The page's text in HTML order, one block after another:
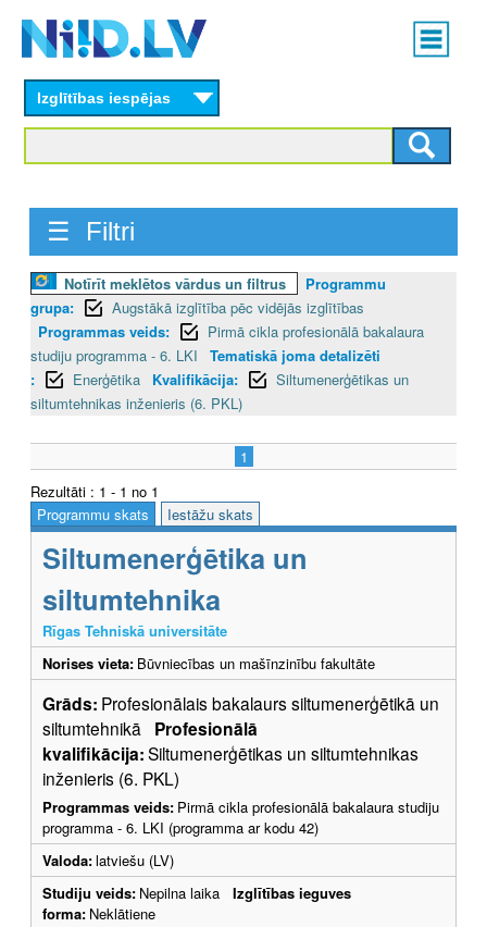
content
Main
menu
Izglītības iespējas
☰ Filtri
Notīrīt meklētos vārdus un filtrus
Programmu
grupa:
Augstākā izglītība pēc vidējās izglītības
Programmas veids:
Pirmā cikla profesionālā bakalaura
studiju programma - 6. LKI
Tematiskā joma detalizēti
:
Enerģētika Kvalifikācija:
Siltumenerģētikas un
siltumtehnikas inženieris (6. PKL)
1
Rezultāti : 1 - 1 no 1
Programmu skats
Iestāžu skats
Siltumenerģētika un
siltumtehnika
Rīgas Tehniskā universitāte
Norises vieta: Būvniecības un mašīnzinību fakultāte
Grāds: Profesionālais bakalaurs siltumenerģētikā un
siltumtehnikā Profesionālā
kvalifikācija:Siltumenerģētikas un siltumtehnikas
inženieris (6. PKL)
Programmas veids: Pirmā cikla profesionālā bakalaura studiju
programma - 6. LKI (programma ar kodu 42)
Valoda:latviešu (LV)
Studiju veids: Nepilna laika Izglītības ieguves
forma: Neklātiene